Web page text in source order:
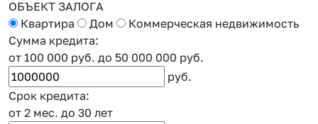
ОБЪЕКТ ЗАЛОГА
Квартира
Дом
Коммерческая недвижимость
Сумма кредита:
от 100 000 руб. до 50 000 000 руб.
руб.
Срок кредита:
от 2 мес. до 30 лет